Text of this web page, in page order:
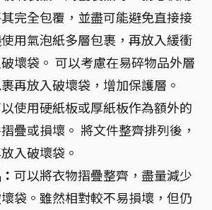
完全包覆，並盡可能避免直接接
用氣泡紙多層包裹，再放入緩衝
壞袋。 可以考慮在易碎物品外層
再放入破壞袋，增加保護層。
使用硬紙板或厚紙板作為額外的
疊或損壞。 將文件整齊排列後，
入破壞袋。
可以將衣物摺疊整齊，盡量減少
袋。雖然相對較不易損壞，但仍